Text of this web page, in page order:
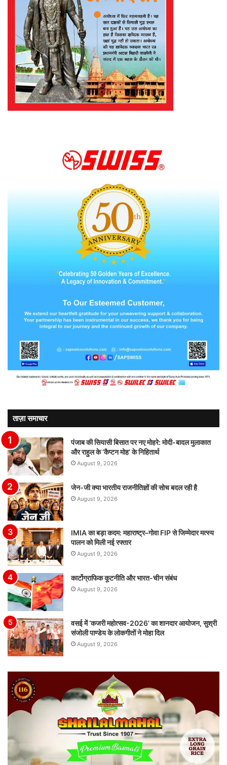
ताज़ा समाचार
पंजाब की सियासी बिसात पर नए मोहरे: मोदी-बादल मुलाकात
और राहुल के ‘कैप्टन मोह’ के निहितार्थ
August 9, 2026
जेन-जी क्या भारतीय राजनीतिज्ञों की सोच बदल रही है
August 9, 2026
IMIA का बड़ा कदम: महाराष्ट्र–गोवा FIP से जिम्मेदार मत्स्य
पालन को मिली नई रफ्तार
August 9, 2026
कार्टोग्राफिक कूटनीति और भारत-चीन संबंध
August 9, 2026
वसई में ‘कजरी महोत्सव-2026’ का शानदार आयोजन, सुश्री
संजोली पाण्डेय के लोकगीतों ने मोहा दिल
August 9, 2026